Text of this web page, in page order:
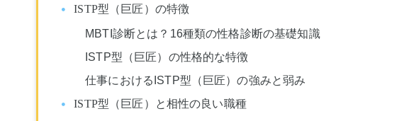
ISTP型（巨匠）の特徴
MBTI診断とは？16種類の性格診断の基礎知識
ISTP型（巨匠）の性格的な特徴
仕事におけるISTP型（巨匠）の強みと弱み
ISTP型（巨匠）と相性の良い職種